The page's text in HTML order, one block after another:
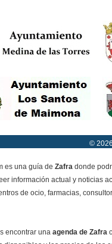
©
es una guía de Zafra donde
información actual y noticias
de ocio, farmacias,
encontrar una agenda de Zafra